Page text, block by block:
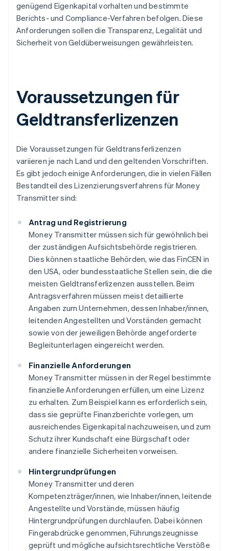
genügend Eigenkapital vorhalten und bestimmte
Berichts- und Compliance-Verfahren befolgen. Diese
Anforderungen sollen die Transparenz, Legalität und
Sicherheit von Geldüberweisungen gewährleisten.
Voraussetzungen für
Geldtransferlizenzen
Die Voraussetzungen für Geldtransferlizenzen
variieren je nach Land und den geltenden Vorschriften.
Es gibt jedoch einige Anforderungen, die in vielen Fällen
Bestandteil des Lizenzierungsverfahrens für Money
Transmitter sind:
Antrag und Registrierung
Money Transmitter müssen sich für gewöhnlich bei
der zuständigen Aufsichtsbehörde registrieren.
Dies können staatliche Behörden, wie das FinCEN in
den USA, oder bundesstaatliche Stellen sein, die die
meisten Geldtransferlizenzen ausstellen. Beim
Antragsverfahren müssen meist detaillierte
Angaben zum Unternehmen, dessen Inhaber/innen,
leitenden Angestellten und Vorständen gemacht
sowie von der jeweiligen Behörde angeforderte
Begleitunterlagen eingereicht werden.
Finanzielle Anforderungen
Money Transmitter müssen in der Regel bestimmte
finanzielle Anforderungen erfüllen, um eine Lizenz
zu erhalten. Zum Beispiel kann es erforderlich sein,
dass sie geprüfte Finanzberichte vorlegen, um
ausreichendes Eigenkapital nachzuweisen, und zum
Schutz ihrer Kundschaft eine Bürgschaft oder
andere finanzielle Sicherheiten vorweisen.
Hintergrundprüfungen
Money Transmitter und deren
Kompetenzträger/innen, wie Inhaber/innen, leitende
Angestellte und Vorstände, müssen häufig
Hintergrundprüfungen durchlaufen. Dabei können
Fingerabdrücke genommen, Führungszeugnisse
geprüft und mögliche aufsichtsrechtliche Verstöße